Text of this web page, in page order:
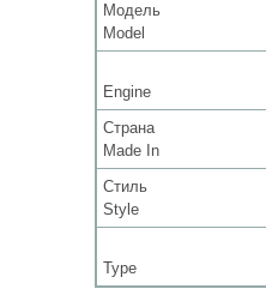
Модель
Model
Engine
Страна
Made In
Стиль
Style
Type